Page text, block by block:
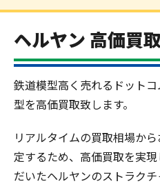
ヘルヤン 高価買
鉄道模型高く売れるドット
型を高価買取致します。
リアルタイムの買取相場か
定するため、高価買取を実
だいたヘルヤンのストラク